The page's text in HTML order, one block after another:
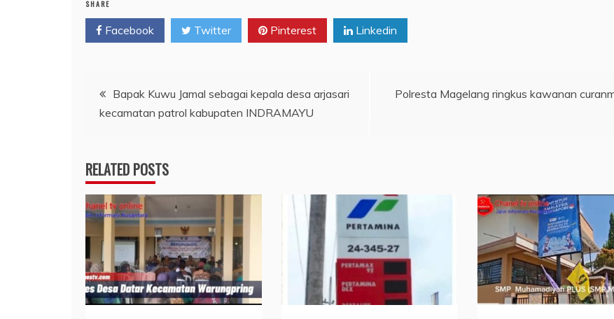
SHARE
Facebook Twitter Pinterest Linkedin
Post
navigation
Bapak Kuwu Jamal sebagai kepala desa arjasari
kecamatan patrol kabupaten INDRAMAYU
Polresta Magelang ringkus kawanan
RELATED POSTS